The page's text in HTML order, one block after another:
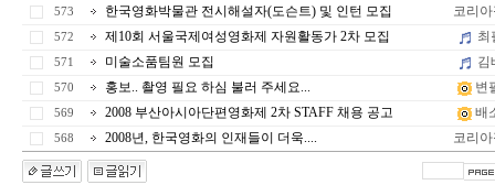
573 한국영화박물관 전시해설자(도슨트) 및 인턴 모집 코리
572 제10회 서울국제여성영화제 자원활동가 2차 모집 최
571 미술소품팀원 모집 김
570 홍보.. 촬영 필요 하심 불러 주세요... 변
569 2008 부산아시아단편영화제 2차 STAFF 채용 공고 배
568 2008년, 한국영화의 인재들이 더욱.... 코리